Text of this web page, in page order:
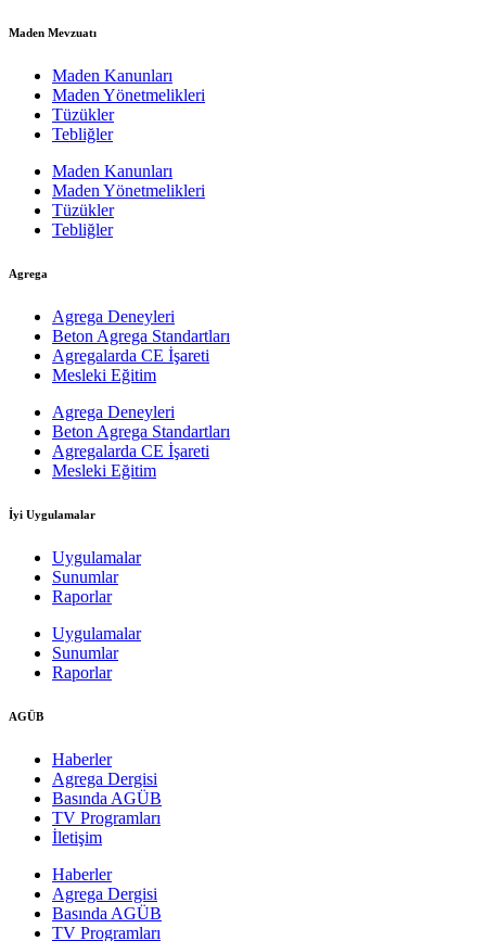
Maden Mevzuatı
Maden Kanunları
Maden Yönetmelikleri
Tüzükler
Tebliğler
Maden Kanunları
Maden Yönetmelikleri
Tüzükler
Tebliğler
Agrega
Agrega Deneyleri
Beton Agrega Standartları
Agregalarda CE İşareti
Mesleki Eğitim
Agrega Deneyleri
Beton Agrega Standartları
Agregalarda CE İşareti
Mesleki Eğitim
İyi Uygulamalar
Uygulamalar
Sunumlar
Raporlar
Uygulamalar
Sunumlar
Raporlar
AGÜB
Haberler
Agrega Dergisi
Basında AGÜB
TV Programları
İletişim
Haberler
Agrega Dergisi
Basında AGÜB
TV Programları